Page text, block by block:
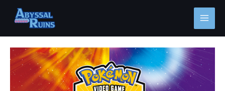
contenido
de
entradas